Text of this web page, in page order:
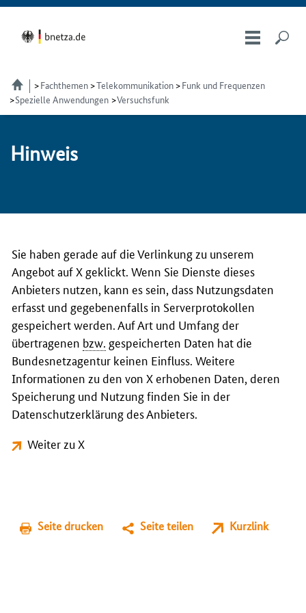
Fachthemen Telekom­munikation
Funk und Frequenzen
Spezielle Anwendungen Versuchsfunk
Hin­weis
Sie haben gerade auf die Verlinkung zu unserem
Angebot auf X geklickt. Wenn Sie Dienste dieses
Anbieters nutzen, kann es sein, dass Nutzungsdaten
erfasst und gegebenenfalls in Serverprotokollen
gespeichert werden. Auf Art und Umfang der
übertragenen bzw. gespeicherten Daten hat die
Bundesnetzagentur keinen Einfluss. Weitere
Informationen zu den von X erhobenen Daten, deren
Speicherung und Nutzung finden Sie in der
Datenschutzerklärung des Anbieters.
Weiter zu X
Seite drucken Seite teilen Kurzlink